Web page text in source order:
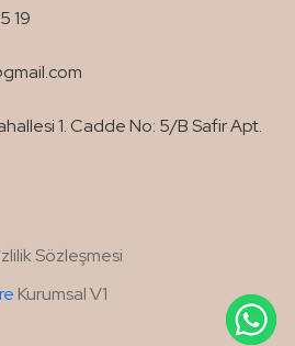
19
1. Cadde No: 5/B Safir Apt.
Kurumsal V1
Sözleşmesi